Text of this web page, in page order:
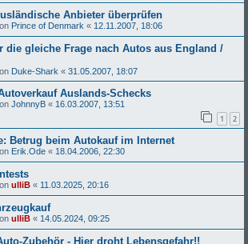
Anbieter überprüfen
Prince of Denmark « 12.11.2007, 18:06
die gleiche Frage nach Autos aus England /
Duke-Shark « 31.05.2007, 18:07
Auslands-Schecks
JohnnyB « 16.03.2007, 13:51
1 2
Betrug beim Autokauf im Internet
Erik.Ode « 18.04.2006, 22:30
ulliB « 11.03.2025, 20:16
ulliB « 14.05.2024, 09:25
Zubehör - Hier droht Lebensgefahr!!